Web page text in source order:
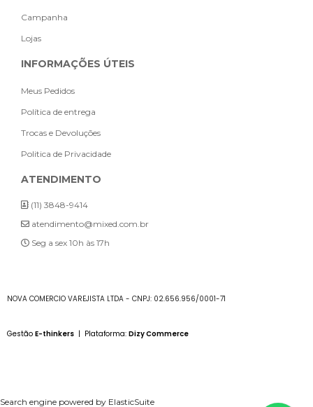
Campanha
Lojas
INFORMAÇÕES ÚTEIS
Meus Pedidos
Política de entrega
Trocas e Devoluções
Politica de Privacidade
ATENDIMENTO
(11) 3848-9414
atendimento@mixed.com.br
Seg a sex 10h às 17h
NOVA COMERCIO VAREJISTA LTDA - CNPJ: 02.656.956/0001-71
Gestão E-thinkers | Plataforma: Dizy Commerce
Search engine powered by ElasticSuite